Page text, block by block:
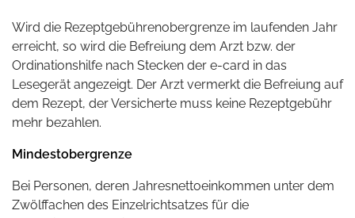
Wird die Rezeptgebührenobergrenze im laufenden Jahr
erreicht, so wird die Befreiung dem Arzt bzw. der
Ordinationshilfe nach Stecken der e-card in das
Lesegerät angezeigt. Der Arzt vermerkt die Befreiung auf
dem Rezept, der Versicherte muss keine Rezeptgebühr
mehr bezahlen.
Mindestobergrenze
Bei Personen, deren Jahresnettoeinkommen unter dem
Zwölffachen des Einzelrichtsatzes für die